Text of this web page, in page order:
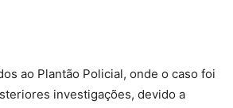
ao Plantão Policial, onde o caso foi
investigações, devido a